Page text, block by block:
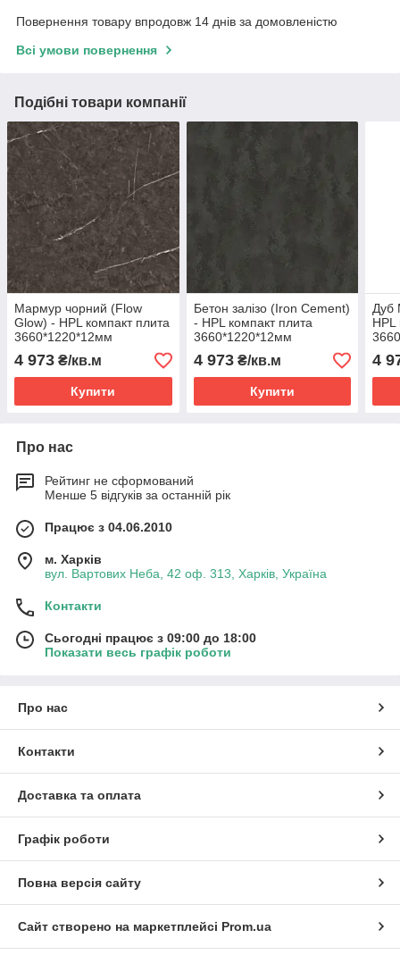
Повернення товару впродовж 14 днів за домовленістю
Всі умови повернення
Подібні товари компанії
Мармур чорний (Flow
Glow) - HPL компакт плита
3660*1220*12мм
4 973 ₴/кв.м
Купити
Бетон залізо (Iron Cement)
- HPL компакт плита
3660*1220*12мм
4 973₴/кв.м
Купити
Дуб
HPL
4
Про нас
Рейтинг не сформований
Менше 5 відгуків за останній рік
Працює з 04.06.2010
м. Харків
вул. Вартових Неба, 42 оф. 313, Харків, Україна
Контакти
Сьогодні працює з 09:00 до 18:00
Показати весь графік роботи
Про нас
Контакти
Доставка та оплата
Графік роботи
Повна версія сайту
Сайт створено на маркетплейсі Prom.ua